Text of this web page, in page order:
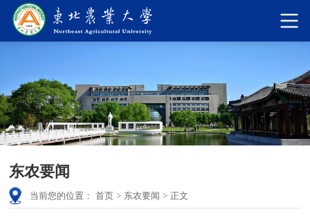
东农要闻
当前您的位置： 首页 > 东农要闻 > 正文